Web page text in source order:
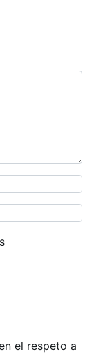
el respeto a